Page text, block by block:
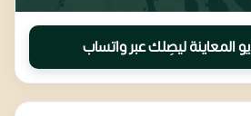
المعاينة ليصِلك عبر واتساب